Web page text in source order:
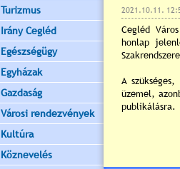
Turizmus
Irány Cegléd
Egészségügy
Egyházak
Gazdaság
Városi rendezvények
Kultúra
Köznevelés
Értékelés:
Még
Új